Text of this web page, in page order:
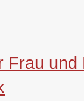
Frau und